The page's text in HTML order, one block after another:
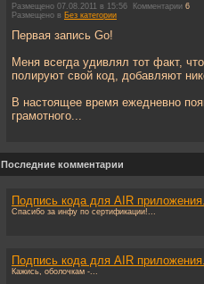
Размещено 07.08.2011 в 15:56 Комментарии 6
Размещено в Без категории
Первая запись Go!
Меня всегда удивлял тот факт,
полируют свой код, добавляют
В настоящее время ежедневно
грамотного...
Последние комментарии
Подпись кода для AIR приложения.
Спасибо за инфу по сертификации!...
Подпись кода для AIR приложения.
Кажись, оболочкам -...